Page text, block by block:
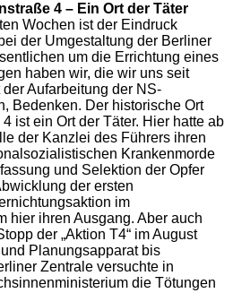
4 – Ein Ort der Täter
Wochen ist der Eindruck
der Umgestaltung der Berliner
um die Errichtung eines
haben wir, die wir uns seit
Aufarbeitung der NS-
Bedenken. Der historische Ort
ist ein Ort der Täter. Hier hatte ab
der Kanzlei des Führers ihren
Krankenmorde
und Selektion der Opfer
der ersten
im
hier ihren Ausgang. Aber auch
der „Aktion T4“ im August
Planungsapparat bis
Zentrale versuchte in
die Tötungen